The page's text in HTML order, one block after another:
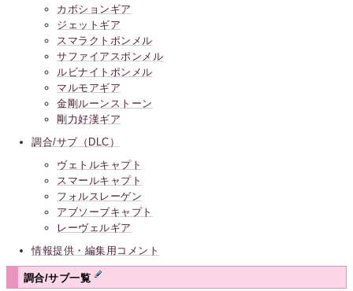
カボションギア
ジェットギア
スマラクトポンメル
サファイアスポンメル
ルビナイトポンメル
マルモアギア
金剛ルーンストーン
剛力好漢ギア
調合/サブ（DLC）
ヴェトルキャプト
スマールキャプト
フォルスレーゲン
アブソーブキャプト
レーヴェルギア
情報提供・編集用コメント
調合/サブ一覧